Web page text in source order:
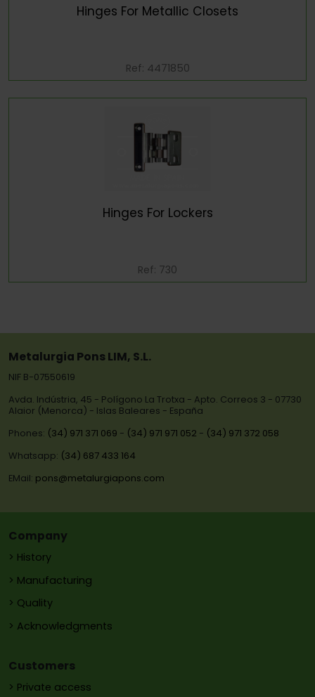
Hinges For Metallic Closets
Ref: 4471850
Hinges For Lockers
Ref: 730
Metalurgia Pons LIM, S.L.
NIF B-07550619
Avda. Indústria, 45 - Polígono La Trotxa - Apto. Correos 3 - 07730
Alaior (Menorca) - Islas Baleares - España
Phones: (34) 971 371 069 - (34) 971 971 052 - (34) 971 372 058
Whatsapp: (34) 687 433 164
EMail: pons@metalurgiapons.com
Company
> History
> Manufacturing
> Quality
> Acknowledgments
Customers
> Private access